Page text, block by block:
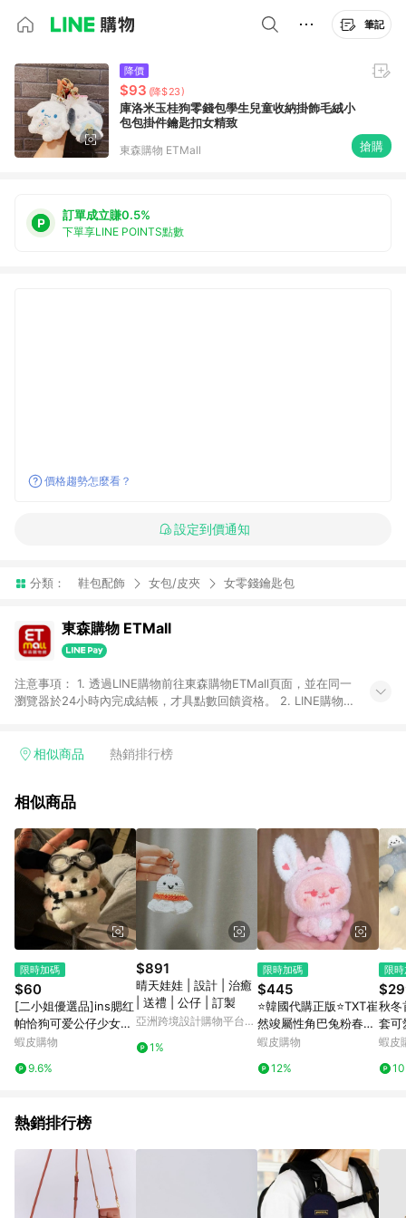
筆記
降價
$93 (降$23)
庫洛米玉桂狗零錢包學生兒童收納掛飾毛絨小
包包掛件鑰匙扣女精致
東森購物 ETMall 搶購
訂單成立賺0.5%
下單享LINE POINTS點數
價格趨勢怎麼看？
設定到價通知
分類： 鞋包配飾 女包/皮夾 女零錢鑰匙包
東森購物 ETMall
注意事項： 1. 透過LINE購物前往東森購物ETMall頁面，並在同一
瀏覽器於24小時內完成結帳，才具點數回饋資格。 2. LINE購物
單，皆不在點數回饋範圍內。 3. 如購買以下類別商品，將無法獲
球嚴選、商城、專案商品、「草莓網」全館商品。 4. 如取消訂
回饋。 5. 點數回饋會扣除所有折扣優惠後之最終發票金額計算，
實際回饋請依LINE購物通知為主。 6. 訂單如有使用東森購物
ETMall站內之折扣優惠(包含但不限於東森幣、樂透金、東森現金
券等)，不具點數回饋資格。詳細請依東森購物ETMall之結帳頁面
顯示為準。 7. LINE購物設有「單一商品最高回饋點數」機制(特
殊活動時開放「回饋無上限」)，以同一訂單中同一商品不論件數
計算，並依訂單成立時間當下LINE購物所設定的回饋機制為準。
8. LINE購物為購物資訊整合性平台，商品資料更新會有時間差，
如顯示之商品規格、顏色、價位、贈品與東森購物ETMall銷售網
頁不符，以銷售網頁標示為準。 9. 若有贈點爭議，請務必於訂單
日期+180天以內至LINE購物客服洽詢；若超過180天(含)以上進
行申訴，恕無法贈點回饋。 10. 部分點數紅包僅限指定商品使
用，或不適用於無回饋商品。各點數紅包之適用商品與使用條件
請依點數紅包頁面規則為準。
相似商品 熱銷排行榜
相似商品
限時加碼
$60
[二小姐優選品]ins腮红
帕恰狗可爱公仔少女心
书包挂件毛绒创意玩偶
蝦皮購物
9.6%
$891
晴天娃娃 | 設計 | 治癒
| 送禮 | 公仔 | 訂製
亞洲跨境設計購物平台
1%
限時加碼
$445
⭐韓國代購正版⭐TXT崔
然竣屬性角巴兔粉春同
人棉花娃娃超萌手作棉
蝦皮購物
12%
限
秋冬
套可
暖學
套女
蝦皮
熱銷排行榜